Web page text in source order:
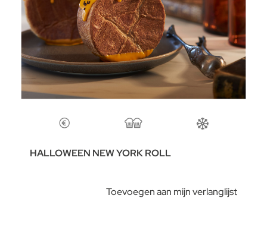
HALLOWEEN NEW YORK ROLL
Toevoegen aan mijn verlanglijst